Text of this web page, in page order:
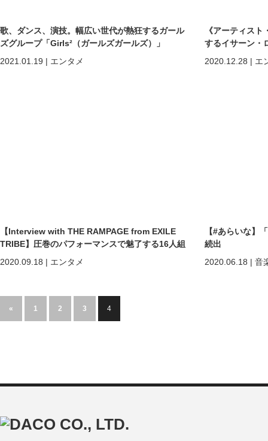
歌、ダンス、演技。幅広い世代が熱狂するガール
ズグループ「Girls²（ガールズガールズ）」
2021.01.19 | エンタメ
《アーティス
するイサーン・
2020.12.28 | エ
【Interview with THE RAMPAGE from EXILE
TRIBE】圧巻のパフォーマンスで魅了する16人組
2020.09.18 | エンタメ
【#あらいな】
続出
2020.06.18 | 音
« 1 2 3 4